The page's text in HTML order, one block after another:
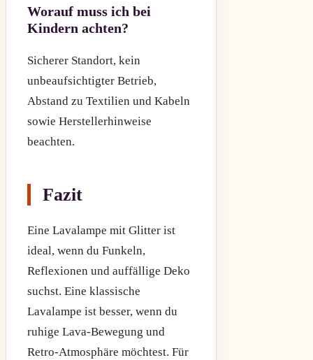
Worauf muss ich bei
Kindern achten?
Sicherer Standort, kein
unbeaufsichtigter Betrieb,
Abstand zu Textilien und Kabeln
sowie Herstellerhinweise
beachten.
Fazit
Eine Lavalampe mit Glitter ist
ideal, wenn du Funkeln,
Reflexionen und auffällige Deko
suchst. Eine klassische
Lavalampe ist besser, wenn du
ruhige Lava-Bewegung und
Retro-Atmosphäre möchtest. Für